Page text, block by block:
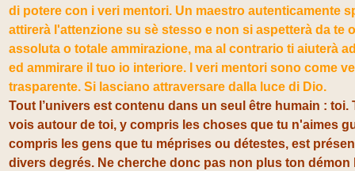
di potere con i veri mentori. Un maestro autenticamente
attirerà l'attenzione su sè stesso e non si aspetterà da te
assoluta o totale ammirazione, ma al contrario ti aiuterà
ed ammirare il tuo io interiore. I veri mentori sono come
trasparente. Si lasciano attraversare dalla luce di Dio.
Tout l’univers est contenu dans un seul être humain : toi.
vois autour de toi, y compris les choses que tu n'aimes
compris les gens que tu méprises ou détestes, est
divers degrés. Ne cherche donc pas non plus ton démon